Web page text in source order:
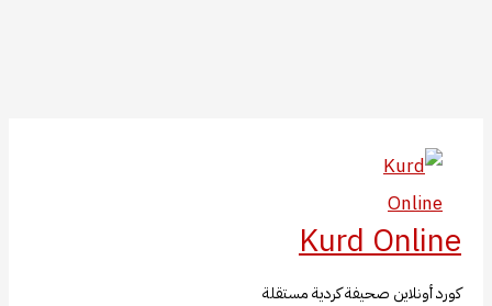
المحتوى
Kurd Online
كورد أونلاين صحيفة كردية مستقلة